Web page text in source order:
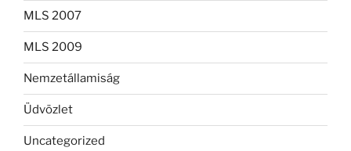
MLS 2007
MLS 2009
Nemzetállamiság
Üdvözlet
Uncategorized